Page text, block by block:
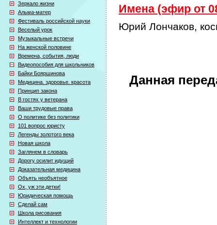
Зеркало жизни
Альма-матер
Фестиваль российской науки
Веселый урок
Музыкальные встречи
На женской половине
Времена, события, люди
Видеопособия для школьников
Байки Бояршинова
Медицина. здоровье. красота
Принцип закона
В гостях у ветерана
Ваши трудовые права
О политике без политики
101 вопрос юристу
Легенды золотого века
Новая школа
Заглянем в словарь
Дорогу осилит идущий
Доказательная медицина
Объять необъятное
Ох, уж эти детки!
Юридическая помощь
Сделай сам
Школа рисования
Интеллект и технологии
Имена (эфир от
Юрий Лончаков,
Данная